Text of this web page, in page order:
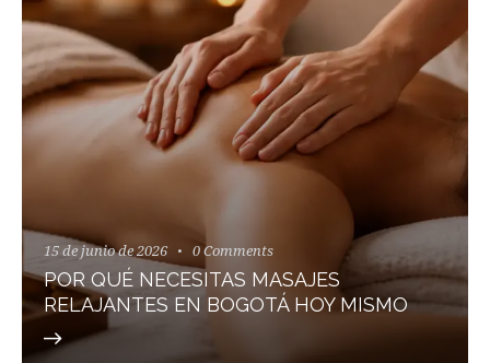
15 de junio de 2026 0 Comments
POR QUÉ NECESITAS MASAJES
RELAJANTES EN BOGOTÁ HOY MISMO